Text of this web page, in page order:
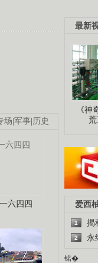
场 军事 历史
六四四
最新
《神
荒
爱西
1 揭
2 永
锘�